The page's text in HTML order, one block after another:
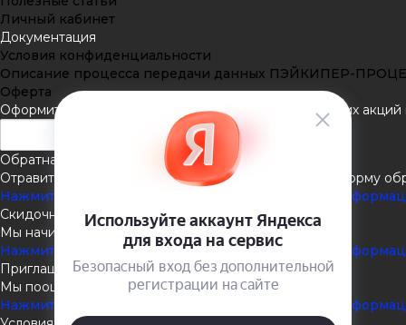
Личный кабинет
Документация
Условия конфиденциальности
Описание процесса передачи данных ПЭЙКИПЕР-
Оферта
Оформить подписку
Подпишитесь на рассылку наших
Обратная связь
Отравить нам сообщение или задать вопрос через форму
Нажмите здесь для получения дополнительной
Скидочная система
Мы начисляем кэшбэк с покупок
Нажмите здесь для получения дополнительной
Приглашаем к партнёрству
Мы поощеряем наших партнёров
Нажмите здесь для получения дополнительной